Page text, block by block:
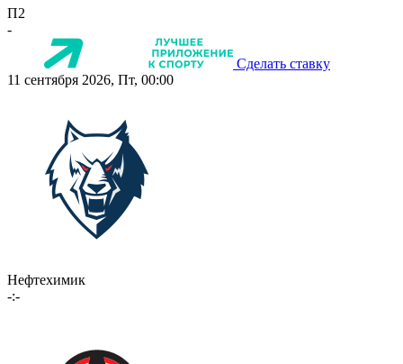
П2
-
Сделать ставку
11 сентября 2026, Пт, 00:00
Нефтехимик
-:-